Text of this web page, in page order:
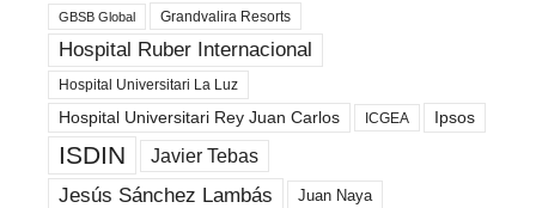
GBSB Global Grandvalira Resorts
Hospital Ruber Internacional
Hospital Universitari La Luz
Hospital Universitari Rey Juan Carlos ICGEA Ipsos
ISDIN Javier Tebas
Jesús Sánchez Lambás Juan Naya